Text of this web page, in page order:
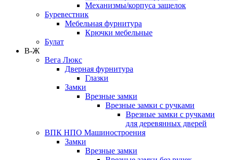
Механизмы/корпуса защелок
Буревестник
Мебельная фурнитура
Крючки мебельные
Булат
В-Ж
Вега Люкс
Дверная фурнитура
Глазки
Замки
Врезные замки
Врезные замки с ручками
Врезные замки с ручками
для деревянных дверей
ВПК НПО Машиностроения
Замки
Врезные замки